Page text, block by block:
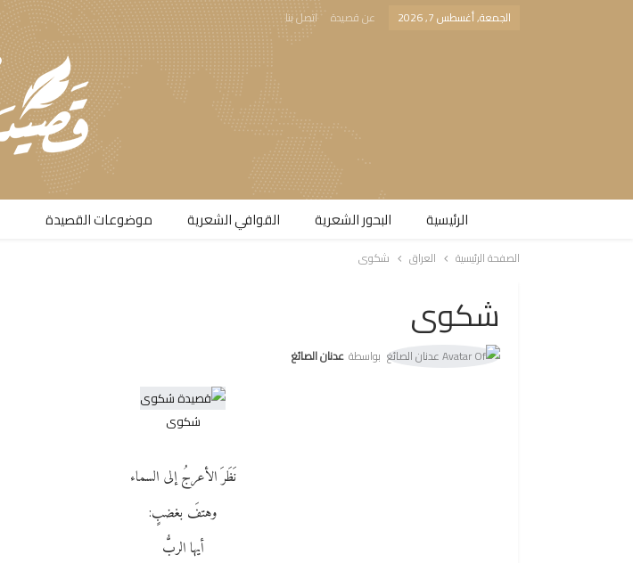
الجمعة, أغسطس 7, 2026 عن قصيدة اتصل بنا
الرئيسية البحور الشعرية​ القوافي الشعرية​ موضوعات القصيدة​
الصفحة الرئيسية العراق شكوى
شكوى
بواسطة عدنان الصائغ
شكوى
نَظَرَ الأعرجُ إلى السماء
وهتفَ بغضبٍ:
أيها الربُّ